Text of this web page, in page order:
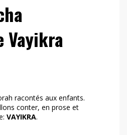
Vayikra
racontés aux enfants.
conter, en prose et
VAYIKRA.